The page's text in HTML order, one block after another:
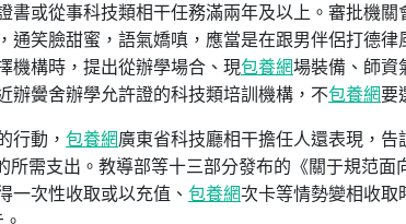
書或從事科技類相干任務滿兩年及以上。審批機
通笑臉甜蜜，語氣嬌嗔，應當是在跟男伴侶打德
機構時，提出從辦學場合、現包養網場裝備、師資
辦黌舍辦學允許證的科技類培訓機構，不包養網要
行動， 包養網廣東省科技廳相干擔任人還表現，
需支出。教導部等十三部分發布的《關于規范面
一次性收取或以充值、 包養網次卡等情勢變相收